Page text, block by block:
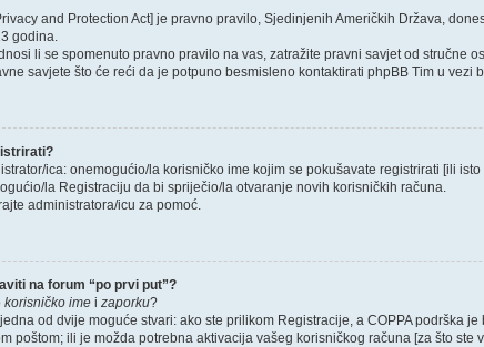
and Protection Act] je pravno pravilo, Sjedinjenih Američkih Država,
godina.
li se spomenuto pravno pravilo na vas, zatražite pravni savjet od stručne
savjete što će reći da je potpuno besmisleno kontaktirati phpBB Tim u
ica: onemogućio/la korisničko ime kojim se pokušavate registrirati [ili
la Registraciju da bi spriječio/la otvaranje novih korisničkih računa.
administratora/icu za pomoć.
na forum “po prvi put”?
korisničko ime i zaporku?
od dvije moguće stvari: ako ste prilikom Registracije, a COPPA podrška
poštom; ili je možda potrebna aktivacija vašeg korisničkog računa [za što